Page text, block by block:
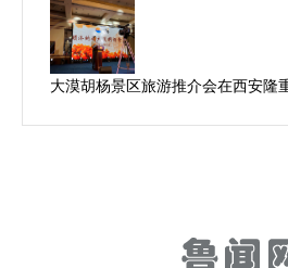
大漠胡杨景区旅游推介会在西安隆